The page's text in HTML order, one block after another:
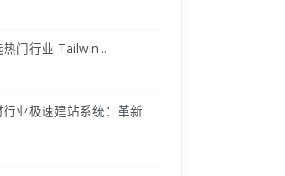
门行业 Tailwin...
业极速建站系统：革新